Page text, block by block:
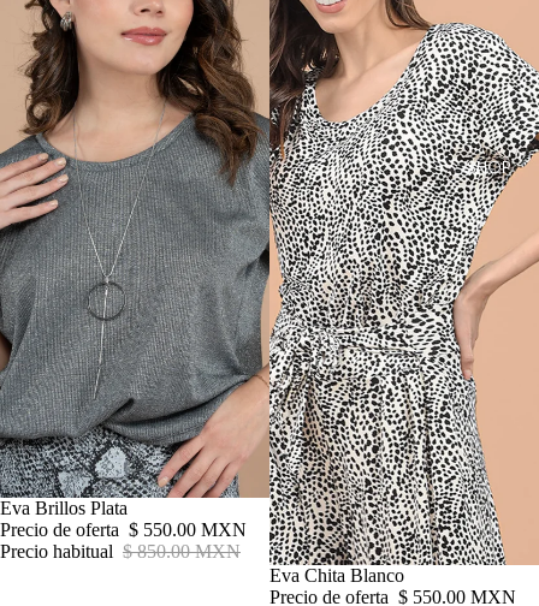
SHOP
Oferta
Eva Brillos Plata
Precio de oferta $ 550.00 MXN
Precio habitual $ 850.00 MXN
Oferta
Eva Chita Blanco
Precio de oferta $ 550.00 MXN